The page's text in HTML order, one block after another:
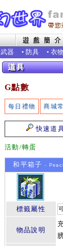
武器 • 防具 • 衣物
G點數
每日禮物 商城
快速道
活動/轉蛋
和平箱子 -
標籤屬性
物品說明